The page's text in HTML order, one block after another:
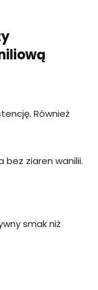
Również
bez ziaren wanilii.
smak niż